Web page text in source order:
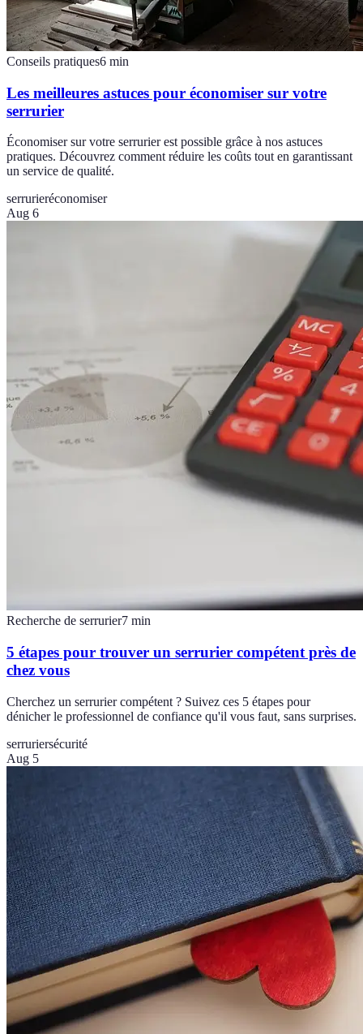
Conseils pratiques6 min
Les meilleures astuces pour économiser sur votre
serrurier
Économiser sur votre serrurier est possible grâce à nos astuces
pratiques. Découvrez comment réduire les coûts tout en garantissant
un service de qualité.
serrurieréconomiser
Aug 6
Recherche de serrurier7 min
5 étapes pour trouver un serrurier compétent près de
chez vous
Cherchez un serrurier compétent ? Suivez ces 5 étapes pour
dénicher le professionnel de confiance qu'il vous faut, sans surprises.
serruriersécurité
Aug 5